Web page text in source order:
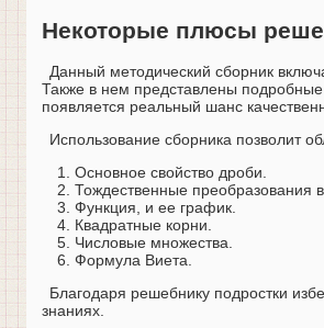
Некоторые плюсы
Данный методический сборник
Также в нем представлены подробные
появляется реальный шанс
Использование сборника позволит
Основное свойство дроби.
Тождественные преобразования
Функция, и ее график.
Квадратные корни.
Числовые множества.
Формула Виета.
Благодаря решебнику подростки
знаниях.